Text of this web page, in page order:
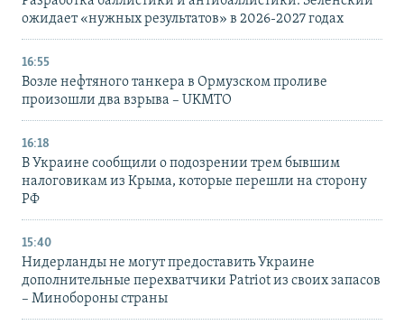
ожидает «нужных результатов» в 2026-2027 годах
16:55
Возле нефтяного танкера в Ормузском проливе
произошли два взрыва – UKMTO
16:18
В Украине сообщили о подозрении трем бывшим
налоговикам из Крыма, которые перешли на сторону
РФ
15:40
Нидерланды не могут предоставить Украине
дополнительные перехватчики Patriot из своих запасов
– Минобороны страны